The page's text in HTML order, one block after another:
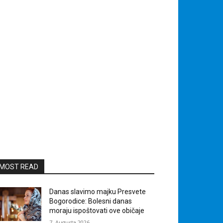
READ
Danas slavimo majku Presvete
Bogorodice: Bolesni danas
moraju ispoštovati ove običaje